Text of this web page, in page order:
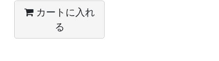
カートに入れ
る